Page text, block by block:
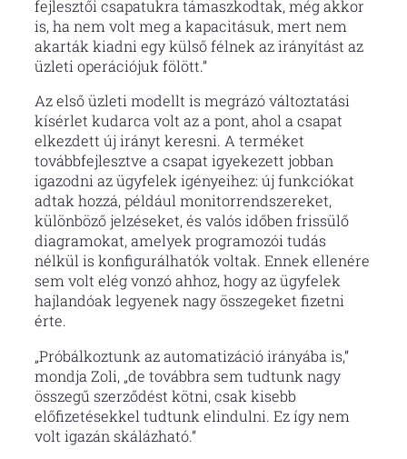
fejlesztői csapatukra támaszkodtak, még akkor
is, ha nem volt meg a kapacitásuk, mert nem
akarták kiadni egy külső félnek az irányítást az
üzleti operációjuk fölött.”
Az első üzleti modellt is megrázó változtatási
kísérlet kudarca volt az a pont, ahol a csapat
elkezdett új irányt keresni. A terméket
továbbfejlesztve a csapat igyekezett jobban
igazodni az ügyfelek igényeihez: új funkciókat
adtak hozzá, például monitorrendszereket,
különböző jelzéseket, és valós időben frissülő
diagramokat, amelyek programozói tudás
nélkül is konfigurálhatók voltak. Ennek ellenére
sem volt elég vonzó ahhoz, hogy az ügyfelek
hajlandóak legyenek nagy összegeket fizetni
érte.
„Próbálkoztunk az automatizáció irányába is,”
mondja Zoli, „de továbbra sem tudtunk nagy
összegű szerződést kötni, csak kisebb
előfizetésekkel tudtunk elindulni. Ez így nem
volt igazán skálázható.”